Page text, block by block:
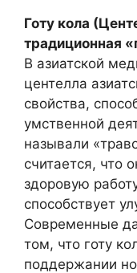
Готу кола
традиционная
В азиатской
центелла
свойства,
умственной
называли
считается, что
здоровую
способствует
Современные
том, что готу
поддержании